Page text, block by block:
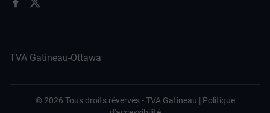
TVA Gatineau-Ottawa
© 2026 Tous droits révervés -TVA Gatineau | Politique